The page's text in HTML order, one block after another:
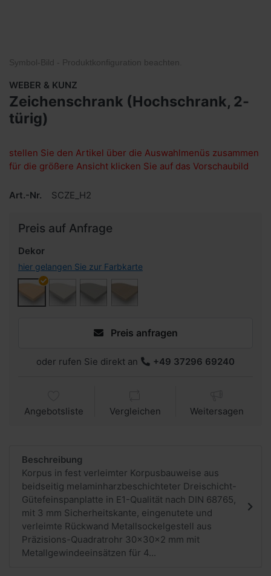
Symbol-Bild - Produktkonfiguration beachten
WEBER & KUNZ
Zeichenschrank (Hochschrank, 2-
türig)
stellen Sie den Artikel über die Auswahlmenüs zusammen
für die größere Ansicht klicken Sie auf das Vorschaubild
Art.-Nr. SCZE_H2
Preis auf Anfrage
Dekor
hier gelangen Sie zur Farbkarte
Preis anfragen
oder rufen Sie direkt an +49 37296 69240
Angebotsliste Vergleichen Weitersagen
Beschreibung
Korpus in fest verleimter Korpusbauweise aus
beidseitig melaminharzbeschichteter Dreischicht-
Gütefeinspanplatte in E1-Qualität nach DIN 68765,
mit 3 mm Sicherheitskante, eingenutete und
verleimte Rückwand Metallsockelgestell aus
Präzisions-Quadratrohr 30x30x2 mm mit
Metallgewindeeinsätzen für 4...